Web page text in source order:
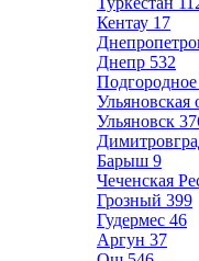
Кентау 17
Днепр 532
Подгородное
Ульяновская
Ульяновск
Барыш 9
Чеченская
Грозный 399
Гудермес 46
Аргун 37